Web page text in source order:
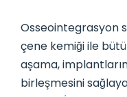
Osseointegrasyon
çene kemiği ile
aşama,
birleşmesini